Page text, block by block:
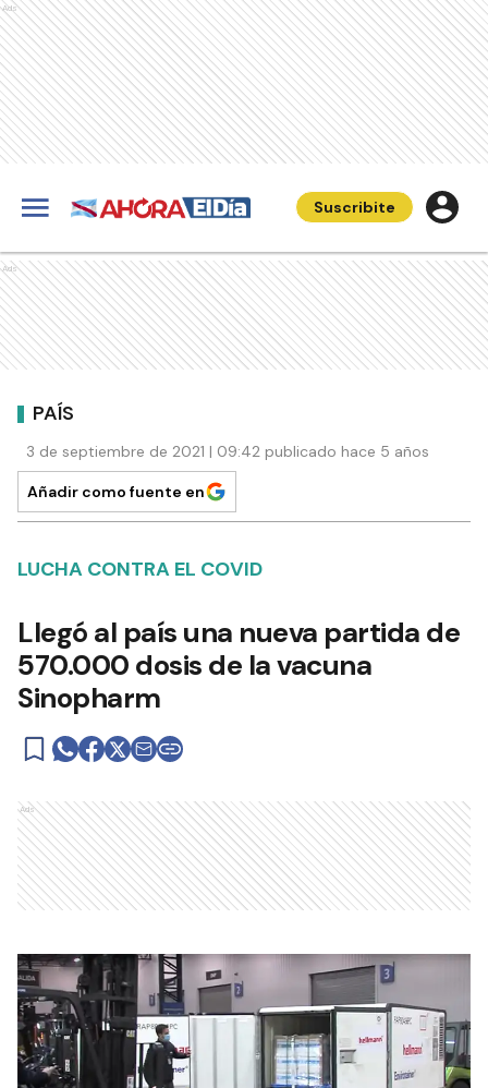
Ads
Suscribite
Ads
PAÍS
3 de septiembre de 2021 | 09:42 publicado hace 5 años
Añadir como fuente en
LUCHA CONTRA EL COVID
Llegó al país una nueva partida de
570.000 dosis de la vacuna
Sinopharm
Ads